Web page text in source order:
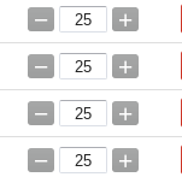
− +
− +
− +
− +